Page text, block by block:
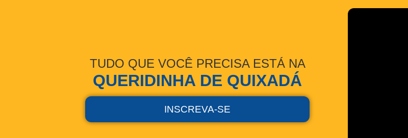
TUDO QUE VOCÊ PRECISA ESTÁ NA
QUERIDINHA DE QUIXADÁ
INSCREVA-SE